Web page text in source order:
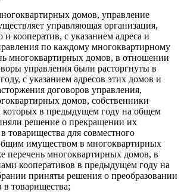
домов, управление
управляющая организация,
и кооператив, с указанием адреса и
по каждому многоквартирному
многоквартирных домов, в отношении
управления были расторгнуты в
с указанием адресов этих домов и
договоров управления,
домов, собственники
в предыдущем году на общем
решение о прекращении их
товарищества для совместного
имуществом в многоквартирных
перечень многоквартирных домов, в
кооперативов в предыдущем году на
приняты решения о преобразовании
в товарищества;